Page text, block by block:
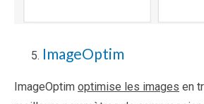
ImageOptim
ImageOptim optimise les images en